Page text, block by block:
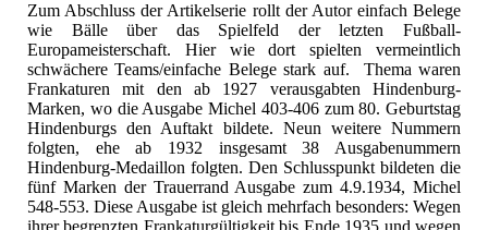
Zum Abschluss der Artikelserie rollt der Autor einfach Belege
wie Bälle über das Spielfeld der letzten Fußball-
Europameisterschaft. Hier wie dort spielten vermeintlich
schwächere Teams/einfache Belege stark auf. Thema waren
Frankaturen mit den ab 1927 verausgabten Hindenburg-
Marken, wo die Ausgabe Michel 403-406 zum 80. Geburtstag
Hindenburgs den Auftakt bildete. Neun weitere Nummern
folgten, ehe ab 1932 insgesamt 38 Ausgabenummern
Hindenburg-Medaillon folgten. Den Schlusspunkt bildeten die
fünf Marken der Trauerrand Ausgabe zum 4.9.1934, Michel
548-553. Diese Ausgabe ist gleich mehrfach besonders: Wegen